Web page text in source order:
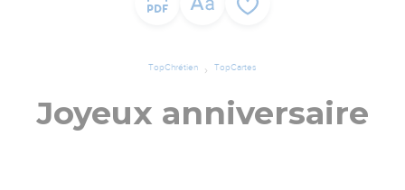
TopChrétien TopCartes
Joyeux anniversaire